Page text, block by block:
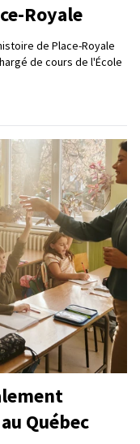
Royale
de Place-Royale
de cours de l'École
Québec